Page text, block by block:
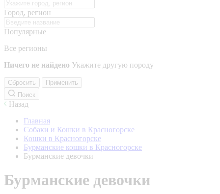
Город, регион
Популярные
Все регионы
Ничего не найдено Укажите другую породу
Сбросить
Применить
Поиск
Назад
Главная
Собаки и Кошки в Красногорске
Кошки в Красногорске
Бурманские кошки в Красногорске
Бурманские девочки
Бурманские девочки